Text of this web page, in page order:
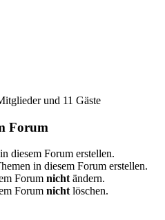
und 11 Gäste
Forum
diesem Forum erstellen.
in diesem Forum erstellen.
Forum nicht ändern.
Forum nicht löschen.